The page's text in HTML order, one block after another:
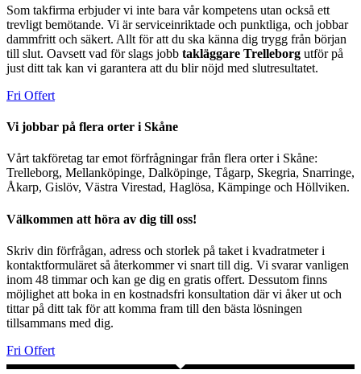
Som takfirma erbjuder vi inte bara vår kompetens utan också ett
trevligt bemötande. Vi är serviceinriktade och punktliga, och jobbar
dammfritt och säkert. Allt för att du ska känna dig trygg från början
till slut. Oavsett vad för slags jobb takläggare Trelleborg utför på
just ditt tak kan vi garantera att du blir nöjd med slutresultatet.
Fri Offert
Vi jobbar på flera orter i Skåne
Vårt takföretag tar emot förfrågningar från flera orter i Skåne:
Trelleborg, Mellanköpinge, Dalköpinge, Tågarp, Skegria, Snarringe,
Åkarp, Gislöv, Västra Virestad, Haglösa, Kämpinge och Höllviken.
Välkommen att höra av dig till oss!
Skriv din förfrågan, adress och storlek på taket i kvadratmeter i
kontaktformuläret så återkommer vi snart till dig. Vi svarar vanligen
inom 48 timmar och kan ge dig en gratis offert. Dessutom finns
möjlighet att boka in en kostnadsfri konsultation där vi åker ut och
tittar på ditt tak för att komma fram till den bästa lösningen
tillsammans med dig.
Fri Offert